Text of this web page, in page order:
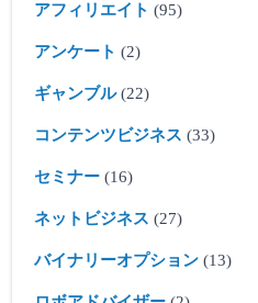
アフィリエイト (95)
アンケート (2)
ギャンブル(22)
コンテンツビジネス (33)
セミナー (16)
ネットビジネス (27)
バイナリーオプション (13)